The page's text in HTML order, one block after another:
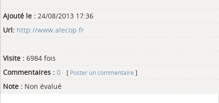
Ajouté le : 24/08/2013 17:36
Url: http://www.alecop.fr
Visite : 6984 fois
Commentaires : 0 [ Poster un commentaire ]
Note : Non évalué